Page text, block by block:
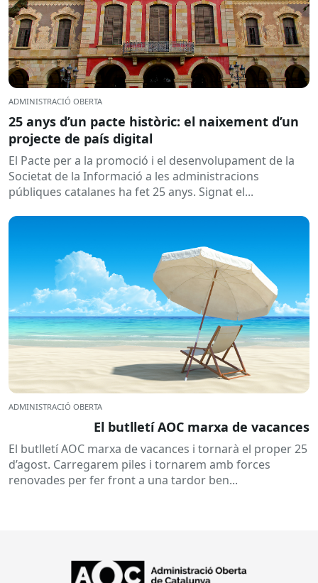
ADMINISTRACIÓ OBERTA
25 anys d’un pacte històric: el naixement d’un
projecte de país digital
El Pacte per a la promoció i el desenvolupament de la
Societat de la Informació a les administracions
públiques catalanes ha fet 25 anys. Signat el...
ADMINISTRACIÓ OBERTA
El butlletí AOC marxa de vacances
El butlletí AOC marxa de vacances i tornarà el proper 25
d’agost. Carregarem piles i tornarem amb forces
renovades per fer front a una tardor ben...